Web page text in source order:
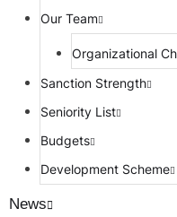
Our Team
Organizational
Sanction Strength
Seniority List
Budgets
Development Scheme
News